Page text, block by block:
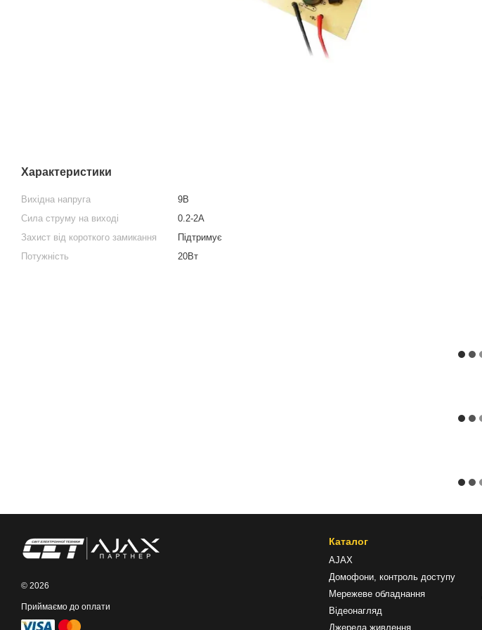
Характеристики
Вихідна напруга
9В
Сила струму на виході
0.2-2А
Захист від короткого замикання
Підтримує
Потужність
20Вт
© 2026
Приймаємо до оплати
Каталог
AJAX
Домофони, контроль доступу
Мережеве обладнання
Відеонагляд
Джерела живлення